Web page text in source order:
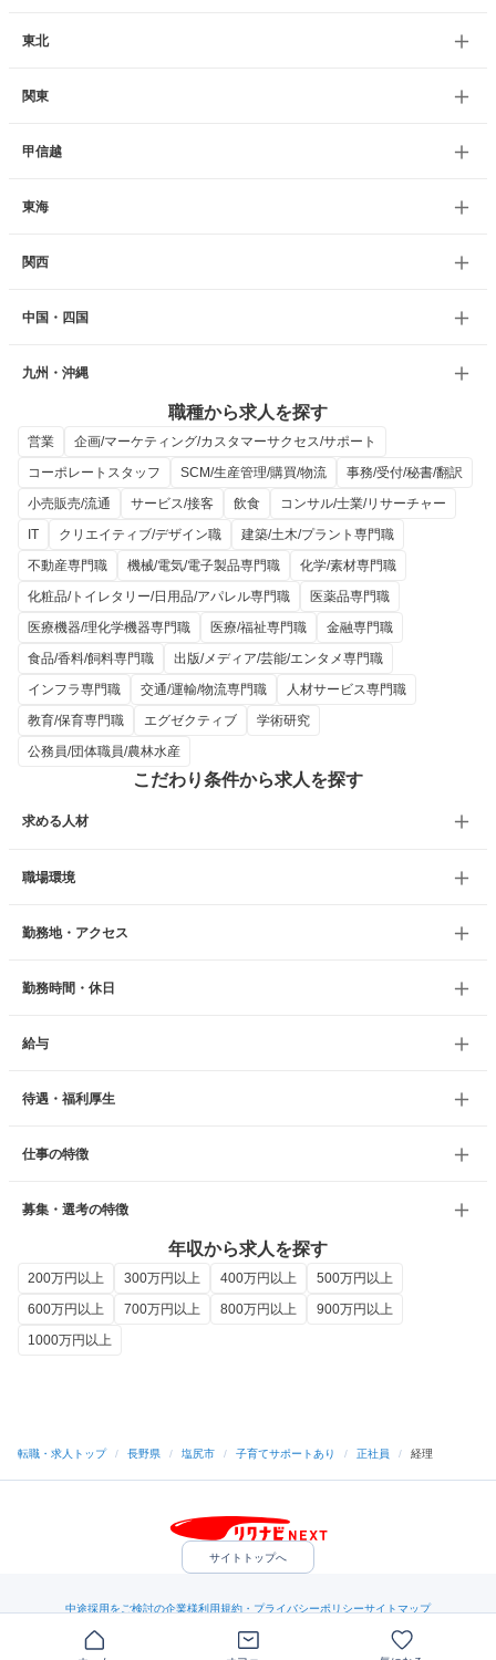
東北
関東
甲信越
東海
関西
中国・四国
九州・沖縄
職種から求人を探す
営業
企画/マーケティング/カスタマーサクセス/サポート
コーポレートスタッフ
SCM/生産管理/購買/物流
事務/受付/秘書/翻訳
小売販売/流通
サービス/接客 飲食
コンサル/士業/リサーチャー
IT
クリエイティブ/デザイン職
建築/土木/プラント専門職
不動産専門職
機械/電気/電子製品専門職
化学/素材専門職
化粧品/トイレタリー/日用品/アパレル専門職
医薬品専門職
医療機器/理化学機器専門職
医療/福祉専門職
金融専門職
食品/香料/飼料専門職
出版/メディア/芸能/エンタメ専門職
インフラ専門職
交通/運輸/物流専門職
人材サービス専門職
教育/保育専門職
エグゼクティブ
学術研究
公務員/団体職員/農林水産
こだわり条件から求人を探す
求める人材
職場環境
勤務地・アクセス
勤務時間・休日
給与
待遇・福利厚生
仕事の特徴
募集・選考の特徴
年収から求人を探す
200万円以上 300万円以上 400万円以上
500万円以上
600万円以上
700万円以上 800万円以上
900万円以上
1000万円以上
転職・求人トップ / 長野県 / 塩尻市 / 子育てサポートあり / 正社員 / 経理
サイトトップへ
中途採用をご検討の企業様利用規約・プライバシーポリシーサイトマップ
（C）Indeed Inc.